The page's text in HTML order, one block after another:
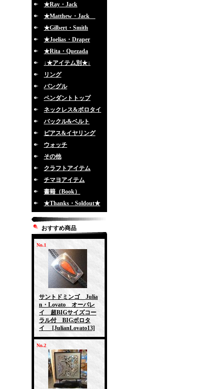
★Ray・Jack
★Matthew・Jack
★Gilbert・Smith
★Joelias・Draper
★Rita・Quezada
↓★アイテム別★↓
リング
バングル
ペンダントトップ
ネックレス&ボロタイ
バックル&ベルト
ピアス&イヤリング
ウォッチ
その他
クラフトアイテム
チマヨアイテム
書籍（Book）
★Thanks・Soldout★
おすすめ商品
No.1
サントドミンゴ Julia
n・Lovato オーバレ
イ 超BIGサイズコー
ラル付 BIGボロタ
イ
[JulianLovato13]
No.2